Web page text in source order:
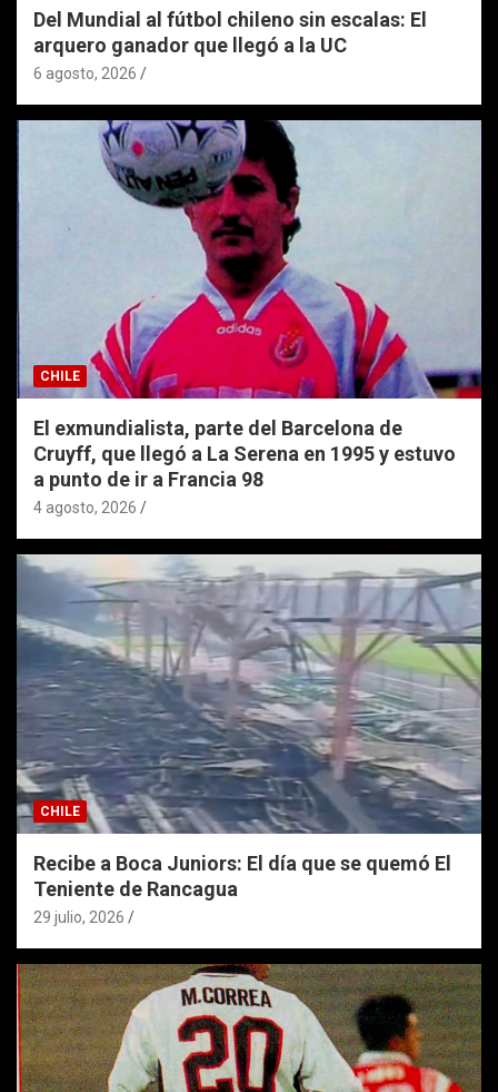
Del Mundial al fútbol chileno sin escalas: El
arquero ganador que llegó a la UC
6 agosto, 2026
CHILE
El exmundialista, parte del Barcelona de
Cruyff, que llegó a La Serena en 1995 y estuvo
a punto de ir a Francia 98
4 agosto, 2026
CHILE
Recibe a Boca Juniors: El día que se quemó El
Teniente de Rancagua
29 julio, 2026